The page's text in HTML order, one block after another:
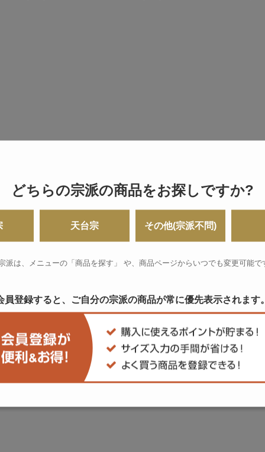
どちらの宗派の商品をお探しですか?
天台宗 その他(宗派不問)
派は、メニューの「商品を探す」 や、 商品ページからいつでも変更可能で
員登録すると、ご自分の宗派の商品が常に優先表示されます。